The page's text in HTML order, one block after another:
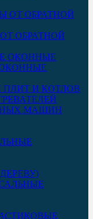
ОБРАТНОЙ
ПЛИТ И КОТЛОВ
МАШИН